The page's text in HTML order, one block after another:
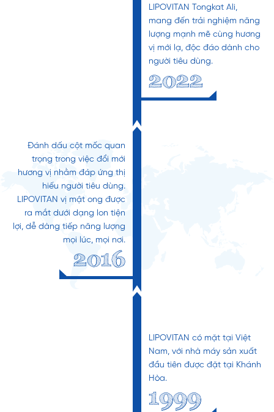
LIPOVITAN Tongkat Ali,
mang đến trải nghiệm năng
lượng mạnh mẽ cùng hương
vị mới lạ, độc đáo dành cho
người tiêu dùng.
2022
Đánh dấu cột mốc quan
trọng trong việc đổi mới
hương vị nhằm đáp ứng thị
hiếu người tiêu dùng.
LIPOVITAN vị mật ong được
ra mắt dưới dạng lon tiện
lợi, dễ dàng tiếp năng lượng
mọi lúc, mọi nơi.
2016
LIPOVITAN có mặt tại Việt
Nam, với nhà máy sản xuất
đầu tiên được đặt tại Khánh
Hòa.
1999